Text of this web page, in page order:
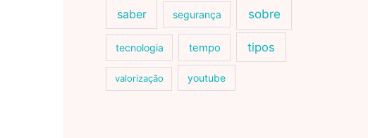
saber segurança sobre
tecnologia tempo tipos
valorização youtube